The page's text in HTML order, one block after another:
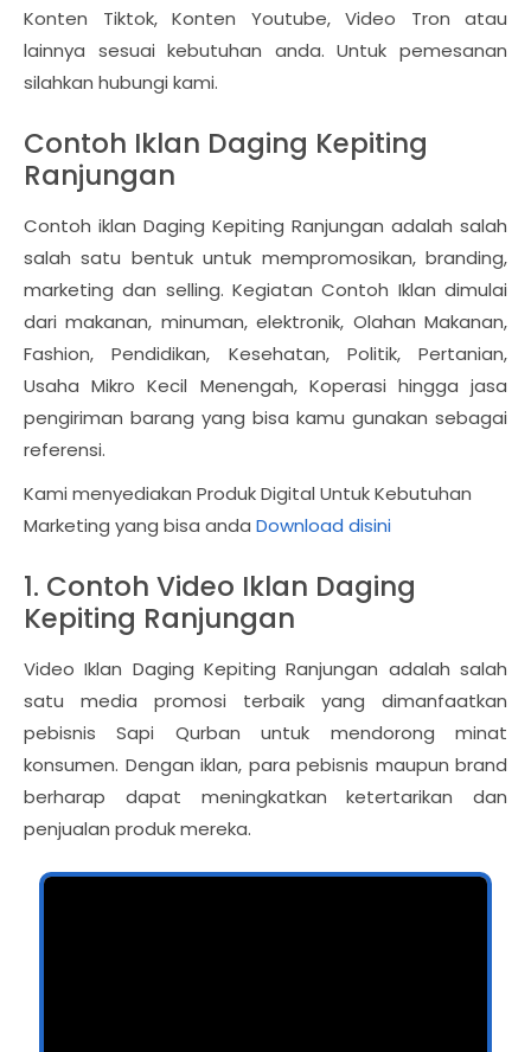
Konten Tiktok, Konten Youtube, Video Tron atau
lainnya sesuai kebutuhan anda. Untuk pemesanan
silahkan hubungi kami.
Contoh Iklan Daging Kepiting
Ranjungan
Contoh iklan Daging Kepiting Ranjungan adalah salah
salah satu bentuk untuk mempromosikan, branding,
marketing dan selling. Kegiatan Contoh Iklan dimulai
dari makanan, minuman, elektronik, Olahan Makanan,
Fashion, Pendidikan, Kesehatan, Politik, Pertanian,
Usaha Mikro Kecil Menengah, Koperasi hingga jasa
pengiriman barang yang bisa kamu gunakan sebagai
referensi.
Kami menyediakan Produk Digital Untuk Kebutuhan
Marketing yang bisa anda Download disini
1. Contoh Video Iklan Daging
Kepiting Ranjungan
Video Iklan Daging Kepiting Ranjungan adalah salah
satu media promosi terbaik yang dimanfaatkan
pebisnis Sapi Qurban untuk mendorong minat
konsumen. Dengan iklan, para pebisnis maupun brand
berharap dapat meningkatkan ketertarikan dan
penjualan produk mereka.